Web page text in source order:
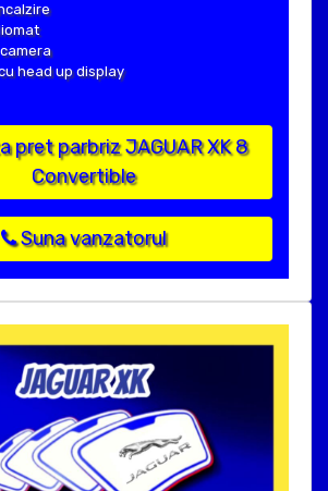
head up display
pret parbriz JAGUAR XK 8
Convertible
Suna vanzatorul